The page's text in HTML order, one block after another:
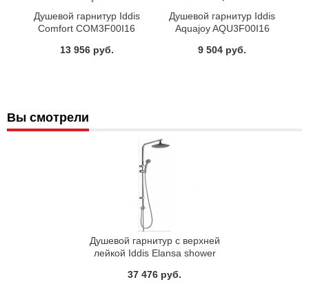
Душевой гарнитур Iddis
Comfort COM3F00I16
13 956 руб.
Душевой гарнитур Iddis
Aquajoy AQU3F00I16
9 504 руб.
Вы смотрели
Душевой гарнитур с верхней
лейкой Iddis Elansa shower
37 476 руб.